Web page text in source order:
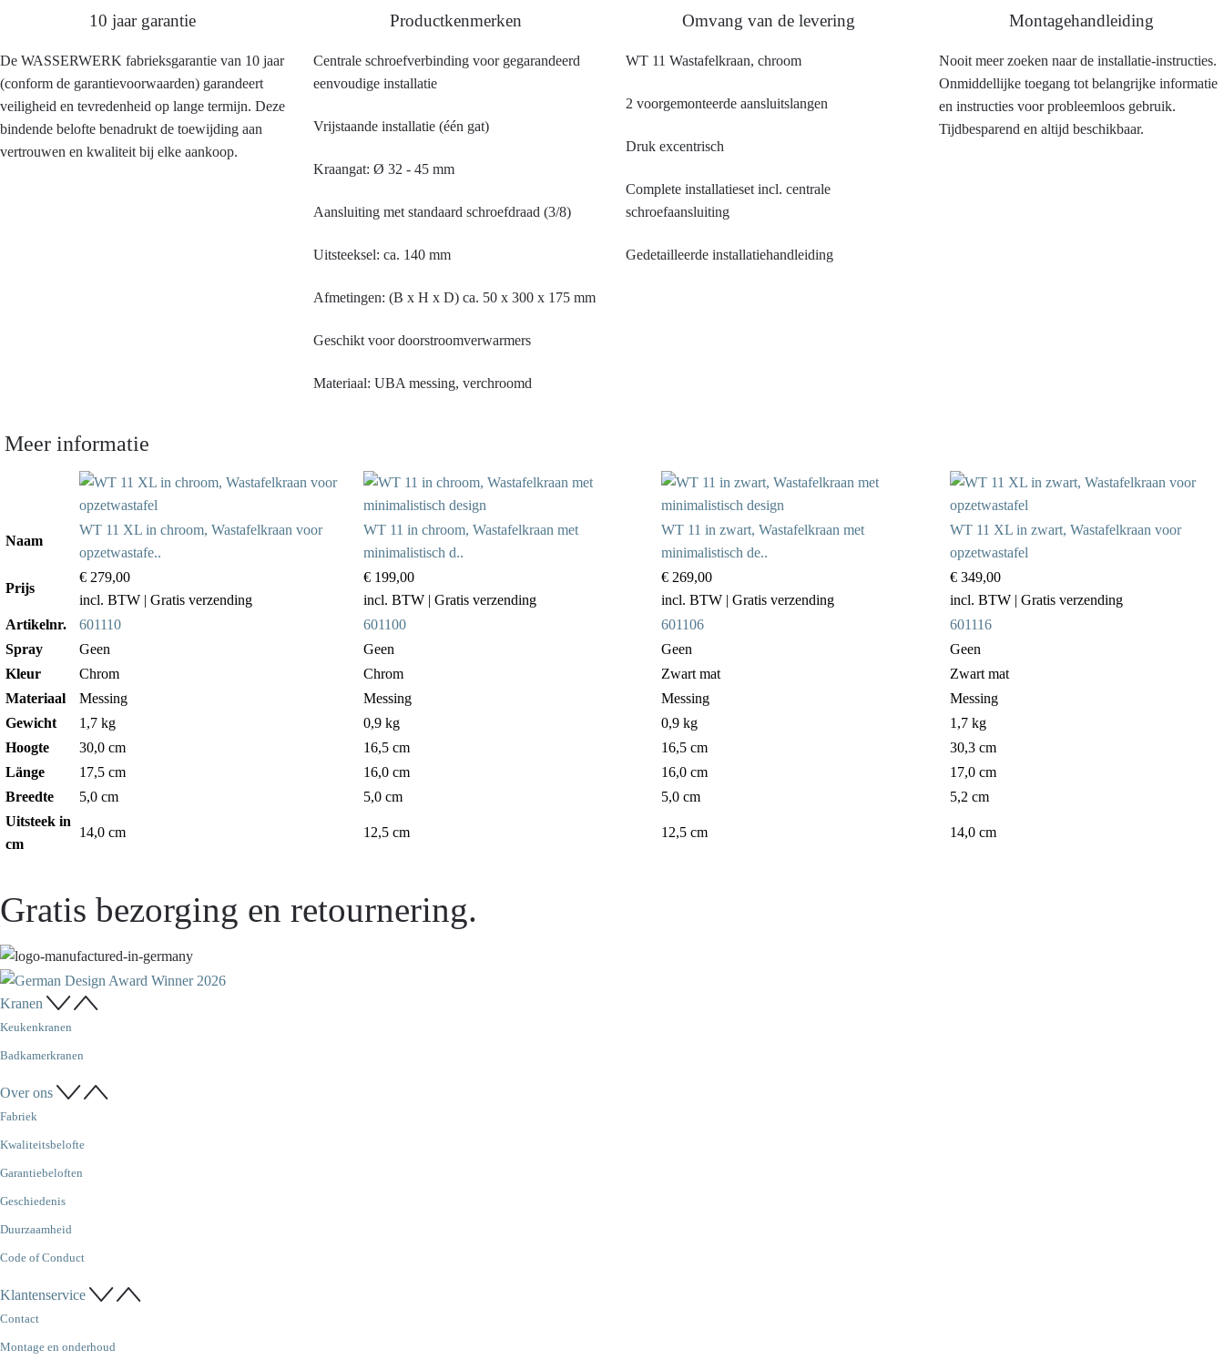
10 jaar garantie
De WASSERWERK fabrieksgarantie van 10 jaar
(conform de garantievoorwaarden) garandeert
veiligheid en tevredenheid op lange termijn. Deze
bindende belofte benadrukt de toewijding aan
vertrouwen en kwaliteit bij elke aankoop.
Productkenmerken
Centrale schroefverbinding voor gegarandeerd
eenvoudige installatie
Vrijstaande installatie (één gat)
Kraangat: Ø 32 - 45 mm
Aansluiting met standaard schroefdraad (3/8)
Uitsteeksel: ca. 140 mm
Afmetingen: (B x H x D) ca. 50 x 300 x 175 mm
Geschikt voor doorstroomverwarmers
Materiaal: UBA messing, verchroomd
Omvang van de levering
WT 11 Wastafelkraan, chroom
2 voorgemonteerde aansluitslangen
Druk excentrisch
Complete installatieset incl. centrale
schroefaansluiting
Gedetailleerde installatiehandleiding
Montagehandleiding
Nooit meer zoeken naar de installatie-instructies.
Onmiddellijke toegang tot belangrijke informatie
en instructies voor probleemloos gebruik.
Tijdbesparend en altijd beschikbaar.
Meer informatie
Naam
WT 11 XL in chroom, Wastafelkraan voor
opzetwastafe..
WT 11 in chroom, Wastafelkraan met
minimalistisch d..
WT 11 in zwart, Wastafelkraan met
minimalistisch de..
WT 11 XL in zwart, Wastafelkraan voor
opzetwastafel
Prijs
€ 279,00
incl. BTW | Gratis verzending
€ 199,00
incl. BTW | Gratis verzending
€ 269,00
incl. BTW | Gratis verzending
€ 349,00
incl. BTW | Gratis verzending
Artikelnr.
601110 601100 601106
601116
Spray
Geen Geen Geen
Geen
Kleur
Chrom Chrom Zwart mat
Zwart mat
Materiaal
Messing Messing Messing
Messing
Gewicht
1,7 kg 0,9 kg 0,9 kg
1,7 kg
Hoogte
30,0 cm 16,5 cm 16,5 cm
30,3 cm
Länge
17,5 cm 16,0 cm 16,0 cm
17,0 cm
Breedte
5,0 cm 5,0 cm 5,0 cm
5,2 cm
Uitsteek in
cm
14,0 cm 12,5 cm 12,5 cm 14,0 cm
Gratis bezorging en retournering.
Kranen
Keukenkranen
Badkamerkranen
Over ons
Fabriek
Kwaliteitsbelofte
Garantiebeloften
Geschiedenis
Duurzaamheid
Code of Conduct
Klantenservice
Contact
Montage en onderhoud